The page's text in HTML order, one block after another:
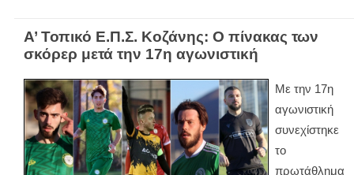
Α’ Τοπικό Ε.Π.Σ. Κοζάνης: Ο πίνακας των
σκόρερ μετά την 17η αγωνιστική
Με την 17η
αγωνιστική
συνεχίστηκε
το
πρωτάθλημα